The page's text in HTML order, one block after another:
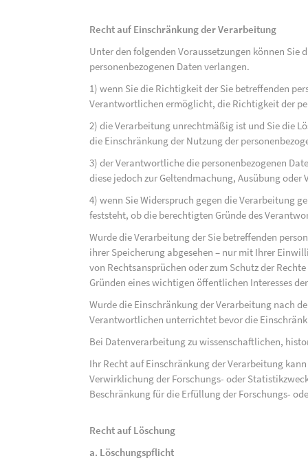
Recht auf Einschränkung der Verarbeitung
Unter den folgenden Voraussetzungen können
personenbezogenen Daten verlangen.
1) wenn Sie die Richtigkeit der Sie betreffenden
Verantwortlichen ermöglicht, die Richtigkeit der
2) die Verarbeitung unrechtmäßig ist und Sie die
die Einschränkung der Nutzung der
3) der Verantwortliche die personenbezogenen
diese jedoch zur Geltendmachung, Ausübung
4) wenn Sie Widerspruch gegen die Verarbeitung
feststeht, ob die berechtigten Gründe des
Wurde die Verarbeitung der Sie betreffenden
ihrer Speicherung abgesehen – nur mit Ihrer
von Rechtsansprüchen oder zum Schutz der
Gründen eines wichtigen öffentlichen Interesses
Wurde die Einschränkung der Verarbeitung nach
Verantwortlichen unterrichtet bevor die
Bei Datenverarbeitung zu wissenschaftlichen,
Ihr Recht auf Einschränkung der Verarbeitung
Verwirklichung der Forschungs- oder
Beschränkung für die Erfüllung der Forschungs-
Recht auf Löschung
a. Löschungspflicht